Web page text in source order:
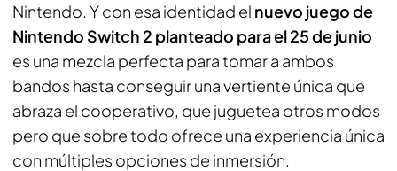
Nintendo. Y con esa identidad el nuevo juego de
Nintendo Switch 2 planteado para el 25 de junio
es una mezcla perfecta para tomar a ambos
bandos hasta conseguir una vertiente única que
abraza el cooperativo, que juguetea otros modos
pero que sobre todo ofrece una experiencia única
con múltiples opciones de inmersión.